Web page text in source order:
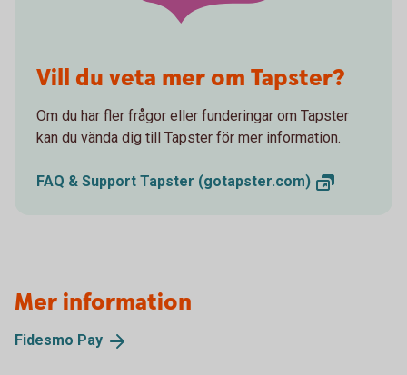
Vill du veta mer om Tapster?
Om du har fler frågor eller funderingar om Tapster
kan du vända dig till Tapster för mer information.
FAQ & Support Tapster (gotapster.com)
Mer information
Fidesmo Pay